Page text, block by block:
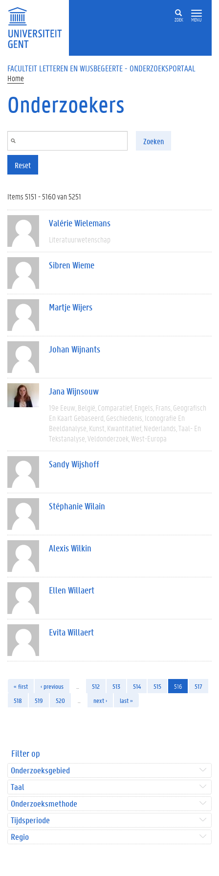
Overslaan en naar de inhoud gaan
ZOEK MENU
FACULTEIT LETTEREN EN WIJSBEGEERTE - ONDERZOEKSPORTAAL
Home
Onderzoekers
Zoeken
Reset
Items 5151 - 5160 van 5251
Valérie Wielemans
Literatuurwetenschap
Sibren Wieme
Martje Wijers
Johan Wijnants
Jana Wijnsouw
19e Eeuw België Comparatief Engels Frans Geografisch
En Kaart Gebaseerd Geschiedenis Iconografie En
Beeldanalyse Kunst Kwantitatief Nederlands Taal- En
Tekstanalyse Veldonderzoek West-Europa
Sandy Wijshoff
Stéphanie Wilain
Alexis Wilkin
Ellen Willaert
Evita Willaert
« first ‹ previous 512 513 514 515 516
517
518
519 520 next › last »
Filter op
Onderzoeksgebied
Taal
Onderzoeksmethode
Tijdsperiode
Regio